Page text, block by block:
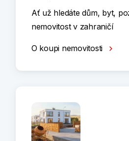
Ať už hledáte dům, byt,
nemovitost v zahraničí
O koupi nemovitosti